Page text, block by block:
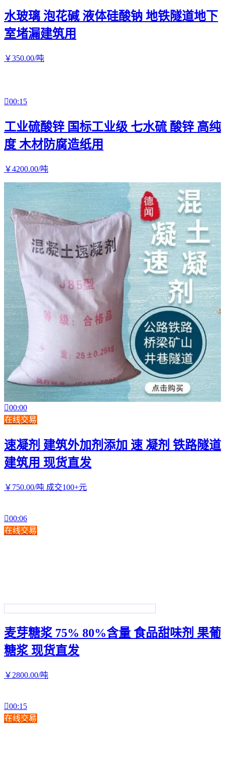
水玻璃 泡花碱 液体硅酸钠 地铁隧道地下
室堵漏建筑用
￥350.00/吨
00:15
工业硫酸锌 国标工业级 七水硫 酸锌 高纯
度 木材防腐造纸用
￥4200.00/吨
00:00
在线交易
速凝剂 建筑外加剂添加 速 凝剂 铁路隧道
建筑用 现货直发
￥ 750.00/吨 成交100+元
00:06
在线交易
麦芽糖浆 75% 80%含量 食品甜味剂 果葡
糖浆 现货直发
￥ 2800.00/吨
00:15
在线交易